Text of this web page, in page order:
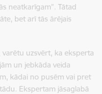
neatkarīgam”. Tātad
bet arī tās ārējais
varētu uzsvērt, ka eksperta
un jebkāda veida
kādai no pusēm vai pret
Ekspertam jāsaglabā